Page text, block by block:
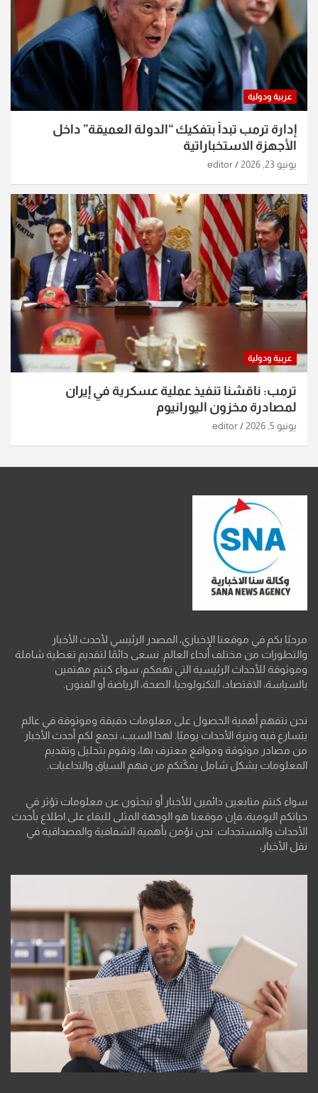
عربية ودولية
إدارة ترمب تبدأ بتفكيك “الدولة العميقة” داخل
الأجهزة الاستخباراتية
يونيو 23, 2026 editor
عربية ودولية
ترمب: ناقشنا تنفيذ عملية عسكرية في إيران
لمصادرة مخزون اليورانيوم
يونيو 5, 2026 editor
مرحبًا بكم في موقعنا الإخباري، المصدر الرئيسي لأحدث الأخبار
والتطورات من مختلف أنحاء العالم. نسعى دائمًا لتقديم تغطية شاملة
وموثوقة للأحداث الرئيسية التي تهمكم، سواء كنتم مهتمين
بالسياسة، الاقتصاد، التكنولوجيا، الصحة، الرياضة أو الفنون.
نحن نتفهم أهمية الحصول على معلومات دقيقة وموثوقة في عالم
يتسارع فيه وتيرة الأحداث يوميًا. لهذا السبب، نجمع لكم أحدث الأخبار
من مصادر موثوقة ومواقع معترف بها، ونقوم بتحليل وتقديم
المعلومات بشكل شامل يمكّنكم من فهم السياق والتداعيات.
سواء كنتم متابعين دائمين للأخبار أو تبحثون عن معلومات تؤثر في
حياتكم اليومية، فإن موقعنا هو الوجهة المثلى للبقاء على اطلاع بأحدث
الأحداث والمستجدات. نحن نؤمن بأهمية الشفافية والمصداقية في
نقل الأخبار،